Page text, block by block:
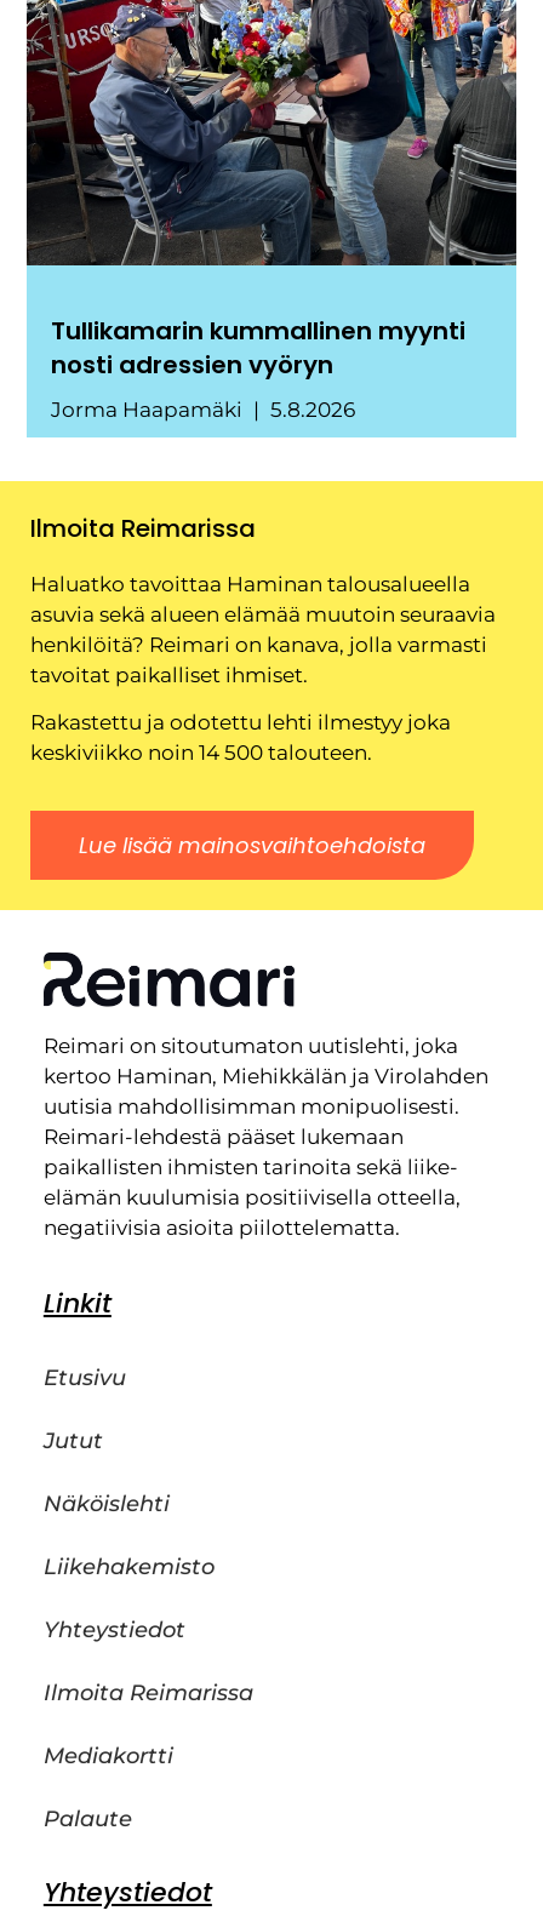
Tullikamarin kummallinen myynti
nosti adressien vyöryn
Jorma Haapamäki 5.8.2026
Ilmoita Reimarissa
Haluatko tavoittaa Haminan talousalueella
asuvia sekä alueen elämää muutoin seuraavia
henkilöitä? Reimari on kanava, jolla varmasti
tavoitat paikalliset ihmiset.
Rakastettu ja odotettu lehti ilmestyy joka
keskiviikko noin 14 500 talouteen.
Lue lisää mainosvaihtoehdoista
Reimari on sitoutumaton uutislehti, joka
kertoo Haminan, Miehikkälän ja Virolahden
uutisia mahdollisimman monipuolisesti.
Reimari-lehdestä pääset lukemaan
paikallisten ihmisten tarinoita sekä liike-
elämän kuulumisia positiivisella otteella,
negatiivisia asioita piilottelematta.
Linkit
Etusivu
Jutut
Näköislehti
Liikehakemisto
Yhteystiedot
Ilmoita Reimarissa
Mediakortti
Palaute
Yhteystiedot